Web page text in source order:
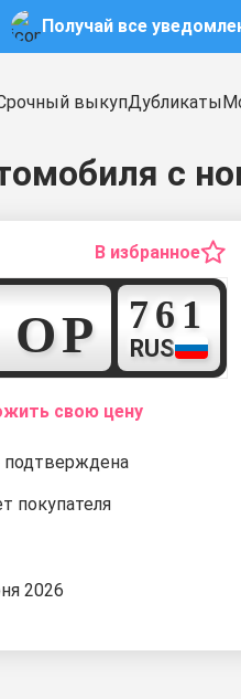
Получай все
выкупДубликаты
с
В избранное
ОР7
61
RUS
свою цену
подтверждена
покупателя
2026